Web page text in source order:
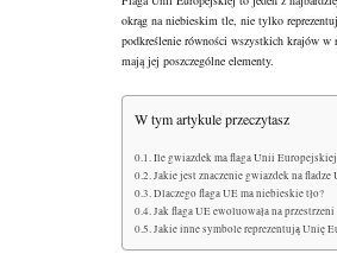
okrąg na niebieskim tle, nie tylko
podkreślenie równości wszystkich krajów w
mają jej poszczególne elementy.
W tym artykule przeczytasz
Ile gwiazdek ma flaga Unii
Jakie jest znaczenie gwiazdek na fladze
Dlaczego flaga UE ma niebieskie tło?
Jak flaga UE ewoluowała na przestrzeni
Jakie inne symbole reprezentują Unię